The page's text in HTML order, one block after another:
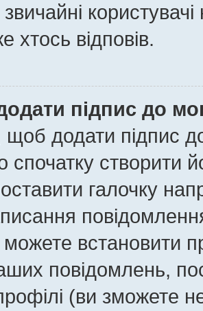
хтось відповів.
підпис до
щоб додати підпис
спочатку створити
галочку
встановити
повідомлень,
(ви зможете